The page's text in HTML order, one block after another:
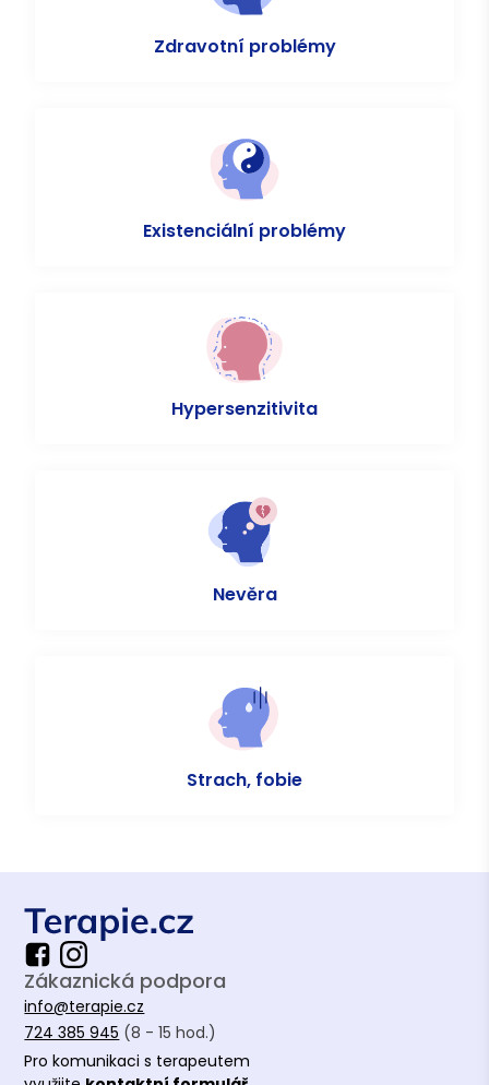
Zdravotní problémy
Existenciální problémy
Hypersenzitivita
Nevěra
Strach, fobie
Zákaznická podpora
info@terapie.cz
724 385 945 (8 - 15 hod.)
Pro komunikaci s terapeutem